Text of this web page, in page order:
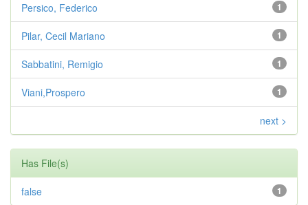
1
Persico, Federico
1
Pilar, Cecil Mariano
1
Sabbatini, Remigio
1
Viani,Prospero
next >
Has File(s)
1
false